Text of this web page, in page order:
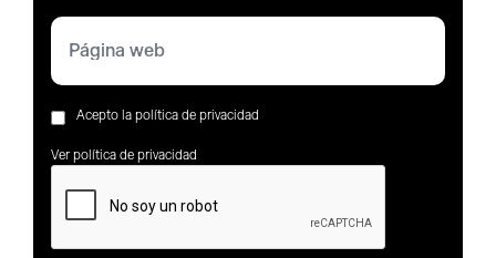
Acepto la política de privacidad
Ver política de privacidad